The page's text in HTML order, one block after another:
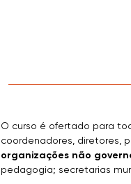
O curso é ofertado para
coordenadores, diretores,
organizações não
pedagogia; secretarias